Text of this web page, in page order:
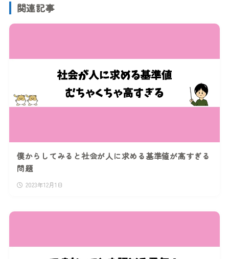
関連記事
僕からしてみると社会が人に求める基準値が高すぎる
問題
2023年12月1日